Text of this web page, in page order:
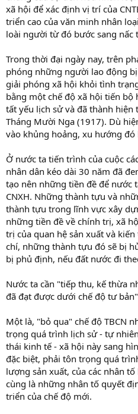
xã hội để xác định vị trí của
triển cao của văn minh nhân
loài người từ đó bước sang nấc
Trong thời đại ngày nay, trên
phóng những người lao động
giải phóng xã hội khỏi tình
bằng một chế độ xã hội tiến bộ
tất yếu lịch sử và đã thành hiện
Tháng Mười Nga (1917). Dù
vào khủng hoảng, xu hướng
Ở nước ta tiến trình của cuộc
nhân dân kéo dài 30 năm đã
tạo nên những tiền đề để nước
CNXH. Những thành tựu và
thành tựu trong lĩnh vực xây
những tiền đề về chính trị, xã
trị của quan hệ sản xuất và
chí, những thành tựu đó sẽ bị
bị phủ định, nếu đất nước đi
Nước ta cần "tiếp thu, kế thừa
đã đạt được dưới chế độ tư
Một là, "bỏ qua" chế độ TBCN
trọng quá trình lịch sử - tự
thái kinh tế - xã hội này sang
đặc biệt, phải tôn trọng quá
lượng sản xuất, của các nhân
cùng là những nhân tố quyết
triển của chế độ mới.